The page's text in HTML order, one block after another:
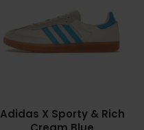
Adidas X Sporty & Rich